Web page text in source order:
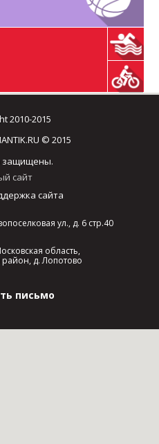
2010-2015
© 2015
защищены.
сайт
сайта
ул., д. 6 стр.40
область,
д. Лопотово
письмо